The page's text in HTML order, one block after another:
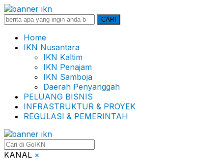
Search
CARI
Home
IKN Nusantara
IKN Kaltim
IKN Penajam
IKN Samboja
Daerah Penyanggah
PELUANG BISNIS
INFRASTRUKTUR & PROYEK
REGULASI & PEMERINTAH
KANAL ×